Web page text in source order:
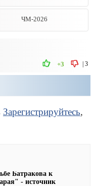
ЧМ-2026
3
+3
Зарегистрируйтесь,
Батракова к
- источник